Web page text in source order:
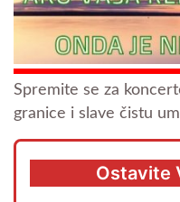
Spremite se za
granice i slave čistu
Ostavite